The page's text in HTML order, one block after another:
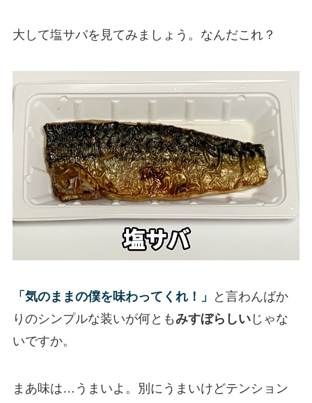
大して塩サバを見てみましょう。なんだこれ？
「気のままの僕を味わってくれ！」
と言わんばか
りのシンプルな装いが何ともみすぼらしいじゃな
いですか。
まあ味は…うまいよ。別にうまいけどテンション